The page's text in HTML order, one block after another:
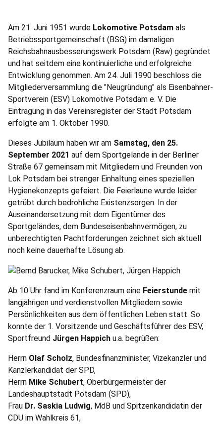
Am 21. Juni 1951 wurde Lokomotive Potsdam als
Betriebssportgemeinschaft (BSG) im damaligen
Reichsbahnausbesserungswerk Potsdam (Raw) gegründet
und hat seitdem eine kontinuierliche und erfolgreiche
Entwicklung genommen. Am 24. Juli 1990 beschloss die
Mitgliederversammlung die "Neugründung" als Eisenbahner-
Sportverein (ESV) Lokomotive Potsdam e. V. Die
Eintragung in das Vereinsregister der Stadt Potsdam
erfolgte am 1. Oktober 1990.
Dieses Jubiläum haben wir am Samstag, den 25.
September 2021 auf dem Sportgelände in der Berliner
Straße 67 gemeinsam mit Mitgliedern und Freunden von
Lok Potsdam bei strenger Einhaltung eines speziellen
Hygienekonzepts gefeiert. Die Feierlaune wurde leider
getrübt durch bedrohliche Existenzsorgen. In der
Auseinandersetzung mit dem Eigentümer des
Sportgeländes, dem Bundeseisenbahnvermögen, zu
unberechtigten Pachtforderungen zeichnet sich aktuell
noch keine dauerhafte Lösung ab.
Ab 10 Uhr fand im Konferenzraum eine Feierstunde mit
langjährigen und verdienstvollen Mitgliedern sowie
Persönlichkeiten aus dem öffentlichen Leben statt. So
konnte der 1. Vorsitzende und Geschäftsführer des ESV,
Sportfreund Jürgen Happich u.a. begrüßen:
Herrn Olaf Scholz, Bundesfinanzminister, Vizekanzler und
Kanzlerkandidat der SPD,
Herrn Mike Schubert, Oberbürgermeister der
Landeshauptstadt Potsdam (SPD),
Frau Dr. Saskia Ludwig, MdB und Spitzenkandidatin der
CDU im Wahlkreis 61,